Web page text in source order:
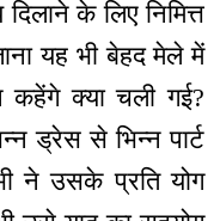
के लिए निमित्त
यह भी बेहद मेले में
कहेंगे क्या चली गई?
ड्रेस से भिन्न पार्ट
ने उसके प्रति योग